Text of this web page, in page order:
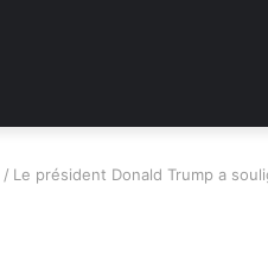
/ Le président Donald Trump a